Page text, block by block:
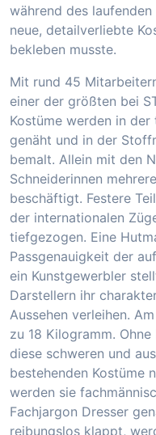
während des
neue, detailverliebte
bekleben musste.
Mit rund 45
einer der größten bei
Kostüme werden in
genäht und in der
bemalt. Allein mit den
Schneiderinnen
beschäftigt. Festere
der internationalen
tiefgezogen. Eine
Passgenauigkeit der
ein Kunstgewerbler
Darstellern ihr
Aussehen verleihen.
zu 18 Kilogramm.
diese schweren und
bestehenden Kostüme
werden sie
Fachjargon Dresser
reibungslos klappt,